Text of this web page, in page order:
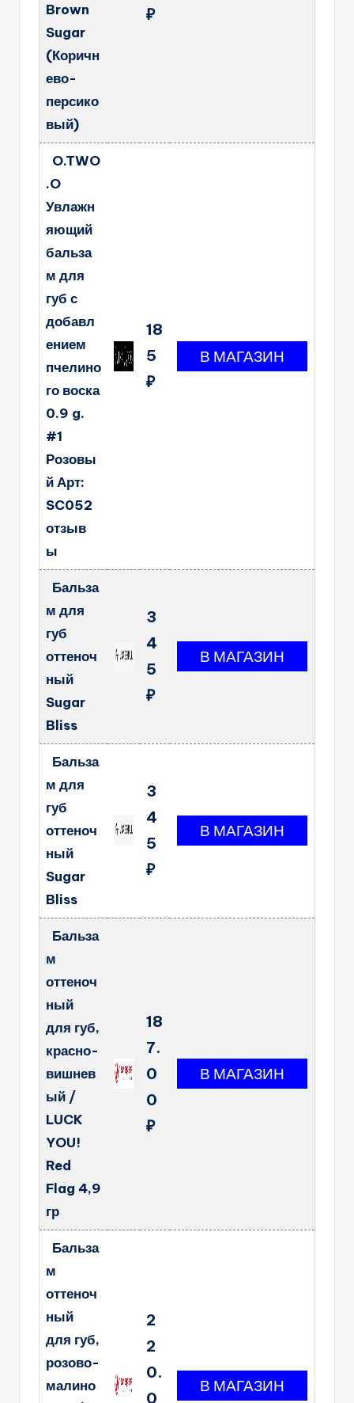
Brown
Sugar
(Коричн
ево-
персико
вый)
₽
O.TWO
.O
Увлажн
яющий
бальза
м для
губ с
добавл
ением
пчелино
го воска
0.9 g.
#1
Розовы
й Арт:
SC052
отзыв
ы
18
5
₽
Бальза
м для
губ
оттеноч
ный
Sugar
Bliss
3
4
5
₽
Бальза
м для
губ
оттеноч
ный
Sugar
Bliss
3
4
5
₽
Бальза
м
оттеноч
ный
для губ,
красно-
вишнев
ый /
LUCK
YOU!
Red
Flag 4,9
гр
18
7.
0
0
₽
Бальза
м
оттеноч
ный
для губ,
розово-
малино
2
2
0.
0